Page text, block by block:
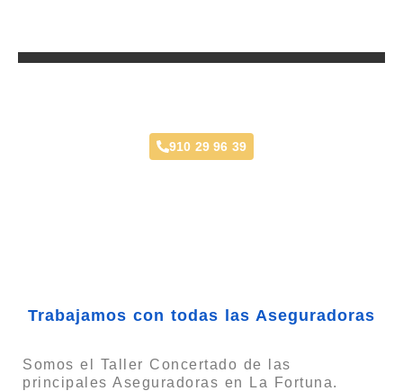
910 29 96 39
Trabajamos con todas las Aseguradoras
Somos el Taller Concertado de las
principales Aseguradoras en La Fortuna.